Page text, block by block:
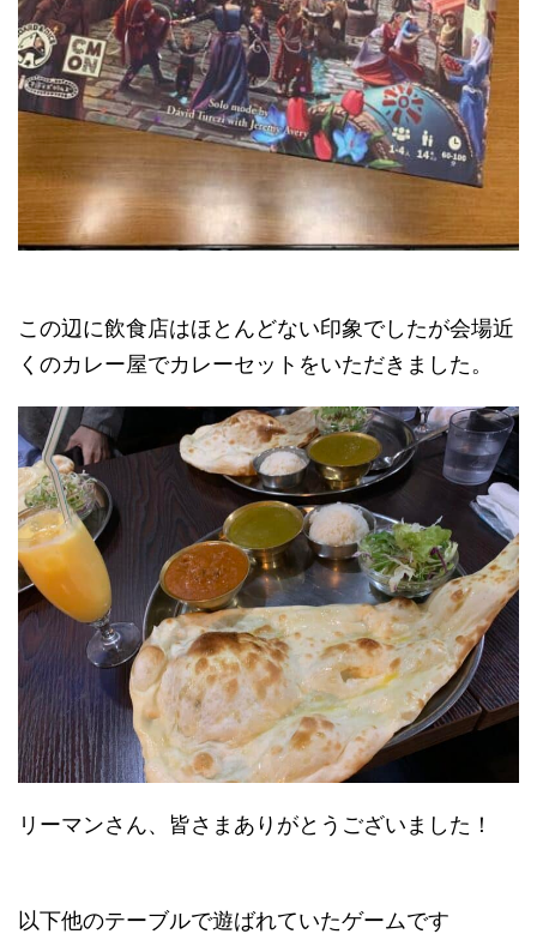
この辺に飲食店はほとんどない印象でしたが会場近
くのカレー屋でカレーセットをいただきました。
リーマンさん、皆さまありがとうございました！
以下他のテーブルで遊ばれていたゲームです